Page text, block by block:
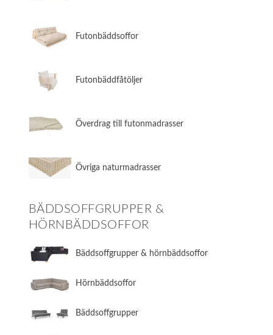
Futonbäddsoffor
Futonbäddfåtöljer
Överdrag till futonmadrasser
Övriga naturmadrasser
BÄDDSOFFGRUPPER &
HÖRNBÄDDSOFFOR
Bäddsoffgrupper & hörnbäddsoffor
Hörnbäddsoffor
Bäddsoffgrupper